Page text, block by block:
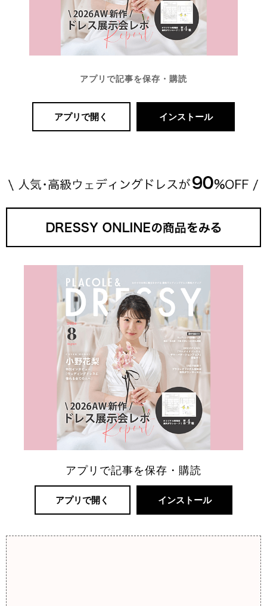
アプリで記事を保存・購読
アプリで開く インストール
アプリで記事を保存・購読
アプリで開く インストール